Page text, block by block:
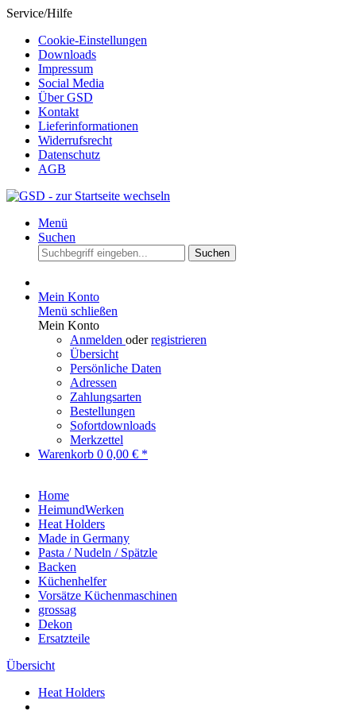
Service/Hilfe
Cookie-Einstellungen
Downloads
Impressum
Social Media
Über GSD
Kontakt
Lieferinformationen
Widerrufsrecht
Datenschutz
AGB
Menü
Suchen
Suchen
Mein Konto
Menü schließen
Mein Konto
Anmelden oderregistrieren
Übersicht
Persönliche Daten
Adressen
Zahlungsarten
Bestellungen
Sofortdownloads
Merkzettel
Warenkorb 0 0,00 € *
Home
HeimundWerken
Heat Holders
Made in Germany
Pasta / Nudeln / Spätzle
Backen
Küchenhelfer
Vorsätze Küchenmaschinen
grossag
Dekon
Ersatzteile
Übersicht
Heat Holders